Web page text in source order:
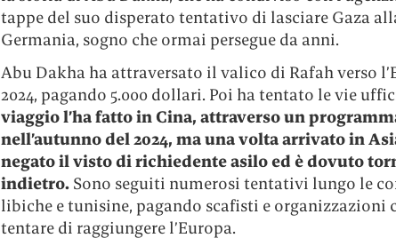
tappe del suo disperato tentativo di lasciare Gaza
Germania, sogno che ormai persegue da anni.
Abu Dakha ha attraversato il valico di Rafah verso
2024, pagando 5.000 dollari. Poi ha tentato le vie
viaggio l’ha fatto in Cina, attraverso un
nell’autunno del 2024, ma una volta arrivato in
negato il visto di richiedente asilo ed è dovuto
indietro. Sono seguiti numerosi tentativi lungo le
libiche e tunisine, pagando scafisti e organizzazioni
tentare di raggiungere l’Europa.